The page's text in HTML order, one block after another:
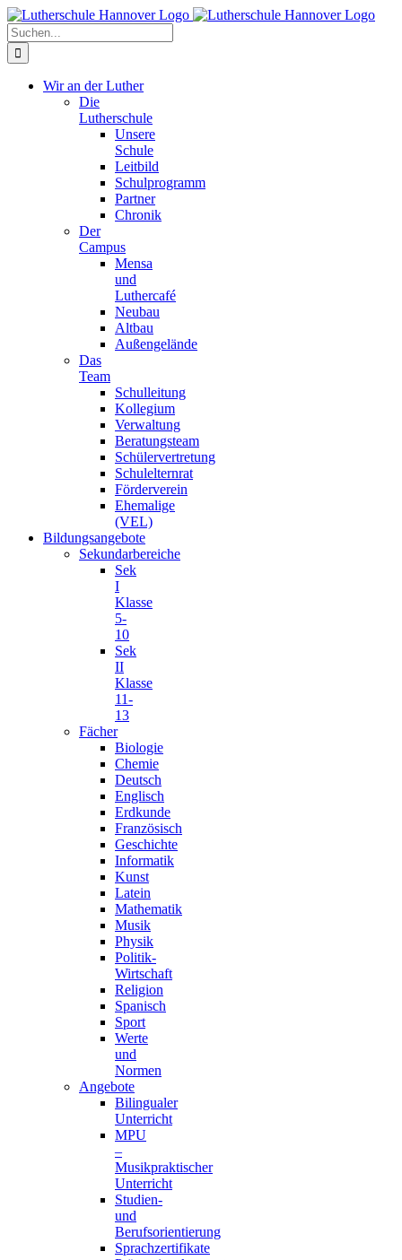
Zum
Inhalt
springen
Facebook
X
Instagram
Pinterest
Suche
nach:
Wir an der Luther
Die
Lutherschule
Unsere
Schule
Leitbild
Schulprogramm
Partner
Chronik
Der
Campus
Mensa
und
Luthercafé
Neubau
Altbau
Außengelände
Das
Team
Schulleitung
Kollegium
Verwaltung
Beratungsteam
Schülervertretung
Schulelternrat
Förderverein
Ehemalige
(VEL)
Bildungsangebote
Sekundarbereiche
Sek
I
Klasse
5-
10
Sek
II
Klasse
11-
13
Fächer
Biologie
Chemie
Deutsch
Englisch
Erdkunde
Französisch
Geschichte
Informatik
Kunst
Latein
Mathematik
Musik
Physik
Politik-
Wirtschaft
Religion
Spanisch
Sport
Werte
und
Normen
Angebote
Bilingualer
Unterricht
MPU
–
Musikpraktischer
Unterricht
Studien-
und
Berufsorientierung
Sprachzertifikate